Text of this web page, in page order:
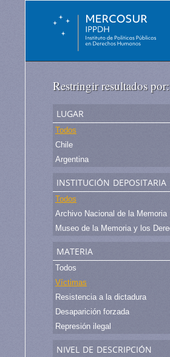
Restringir resultados por:
lugar
Todos
Chile
Argentina
institución depositaria
Todos
Archivo Nacional de la Memoria
materia
Todos
Víctimas
Resistencia a la dictadura
Desaparición forzada
Represión ilegal
nivel de descripción